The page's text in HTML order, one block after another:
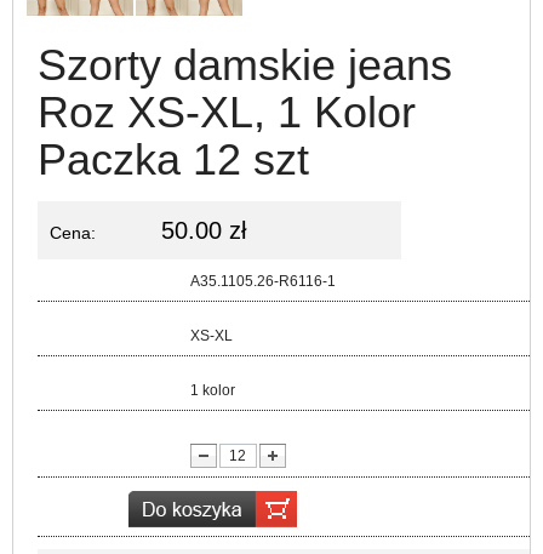
Szorty damskie jeans
Roz XS-XL, 1 Kolor
Paczka 12 szt
Cena: 50.00 zł
A35.1105.26-R6116-1
XS-XL
1 kolor